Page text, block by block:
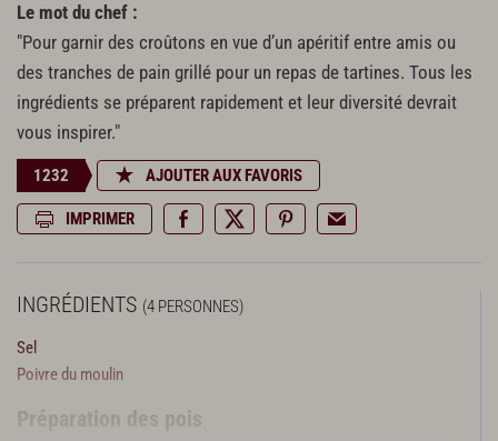
Le mot du chef :
"Pour garnir des croûtons en vue d’un apéritif entre amis ou
des tranches de pain grillé pour un repas de tartines. Tous les
ingrédients se préparent rapidement et leur diversité devrait
vous inspirer."
1232 AJOUTER AUX FAVORIS
IMPRIMER
INGRÉDIENTS (4 PERSONNES)
Sel
Poivre du moulin
Préparation des pois